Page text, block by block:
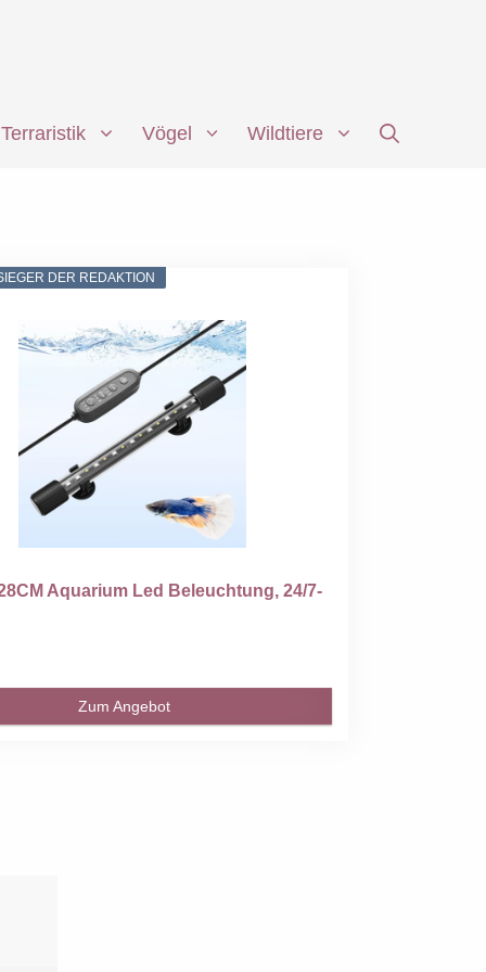
Terraristik Vögel Wildtiere
DER REDAKTION
Aquarium Led Beleuchtung, 24/7-
Zum Angebot